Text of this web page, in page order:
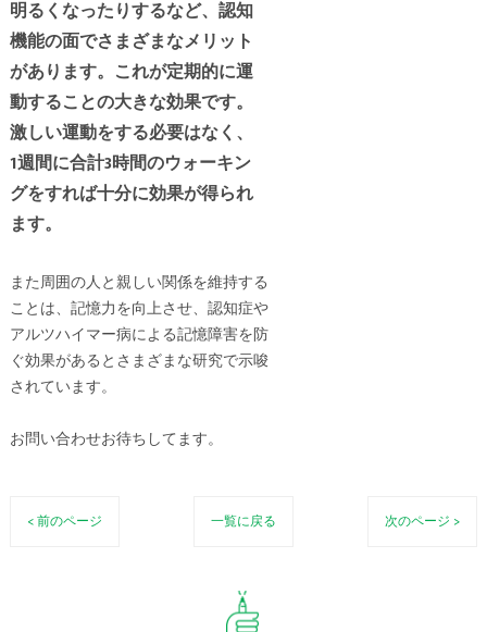
明るくなったりするなど、認知
機能の面でさまざまなメリット
があります。これが定期的に運
動することの大きな効果です。
激しい運動をする必要はなく、
1週間に合計3時間のウォーキン
グをすれば十分に効果が得られ
ます。
また周囲の人と親しい関係を維持する
ことは、記憶力を向上させ、認知症や
アルツハイマー病による記憶障害を防
ぐ効果があるとさまざまな研究で示唆
されています。
お問い合わせお待ちしてます。
< 前のページ 一覧に戻る 次のページ >